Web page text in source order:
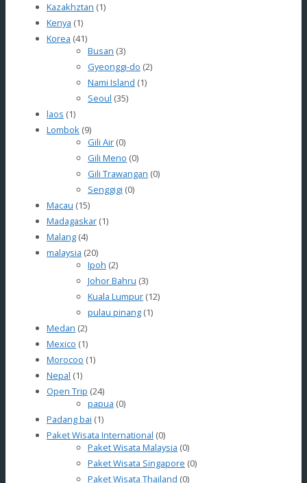
Kazakhztan (1)
Kenya (1)
Korea (41)
Busan (3)
Gyeonggi-do (2)
Nami Island (1)
Seoul (35)
laos (1)
Lombok (9)
Gili Air (0)
Gili Meno (0)
Gili Trawangan (0)
Senggigi (0)
Macau (15)
Madagaskar (1)
Malang (4)
malaysia (20)
Ipoh (2)
Johor Bahru (3)
Kuala Lumpur (12)
pulau pinang (1)
Medan (2)
Mexico (1)
Morocoo (1)
Nepal (1)
Open Trip (24)
papua (0)
Padang bai (1)
Paket Wisata International (0)
Paket Wisata Malaysia (0)
Paket Wisata Singapore (0)
Paket Wisata Thailand (0)